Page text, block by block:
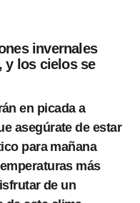
invernales
y los cielos se
en picada a
asegúrate de estar
para mañana
más
de un